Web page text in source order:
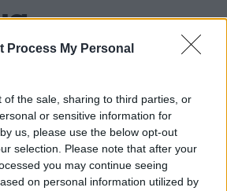
Process My Personal
of the sale, sharing to third parties, or
or sensitive information for
us, please use the below opt-out
selection. Please note that after your
you may continue seeing
on personal information utilized by
εδώ
50 /50